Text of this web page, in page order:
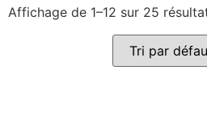
Affichage de 1–12 sur 25